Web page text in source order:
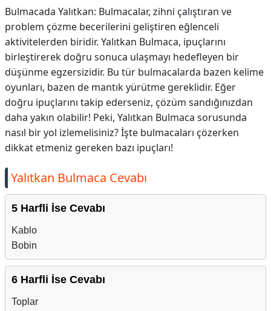
Bulmacada Yalıtkan: Bulmacalar, zihni çalıştıran ve
problem çözme becerilerini geliştiren eğlenceli
aktivitelerden biridir. Yalıtkan Bulmaca, ipuçlarını
birleştirerek doğru sonuca ulaşmayı hedefleyen bir
düşünme egzersizidir. Bu tür bulmacalarda bazen kelime
oyunları, bazen de mantık yürütme gereklidir. Eğer
doğru ipuçlarını takip ederseniz, çözüm sandığınızdan
daha yakın olabilir! Peki, Yalıtkan Bulmaca sorusunda
nasıl bir yol izlemelisiniz? İşte bulmacaları çözerken
dikkat etmeniz gereken bazı ipuçları!
Yalıtkan Bulmaca Cevabı
5 Harfli İse Cevabı
Kablo
Bobin
6 Harfli İse Cevabı
Toplar